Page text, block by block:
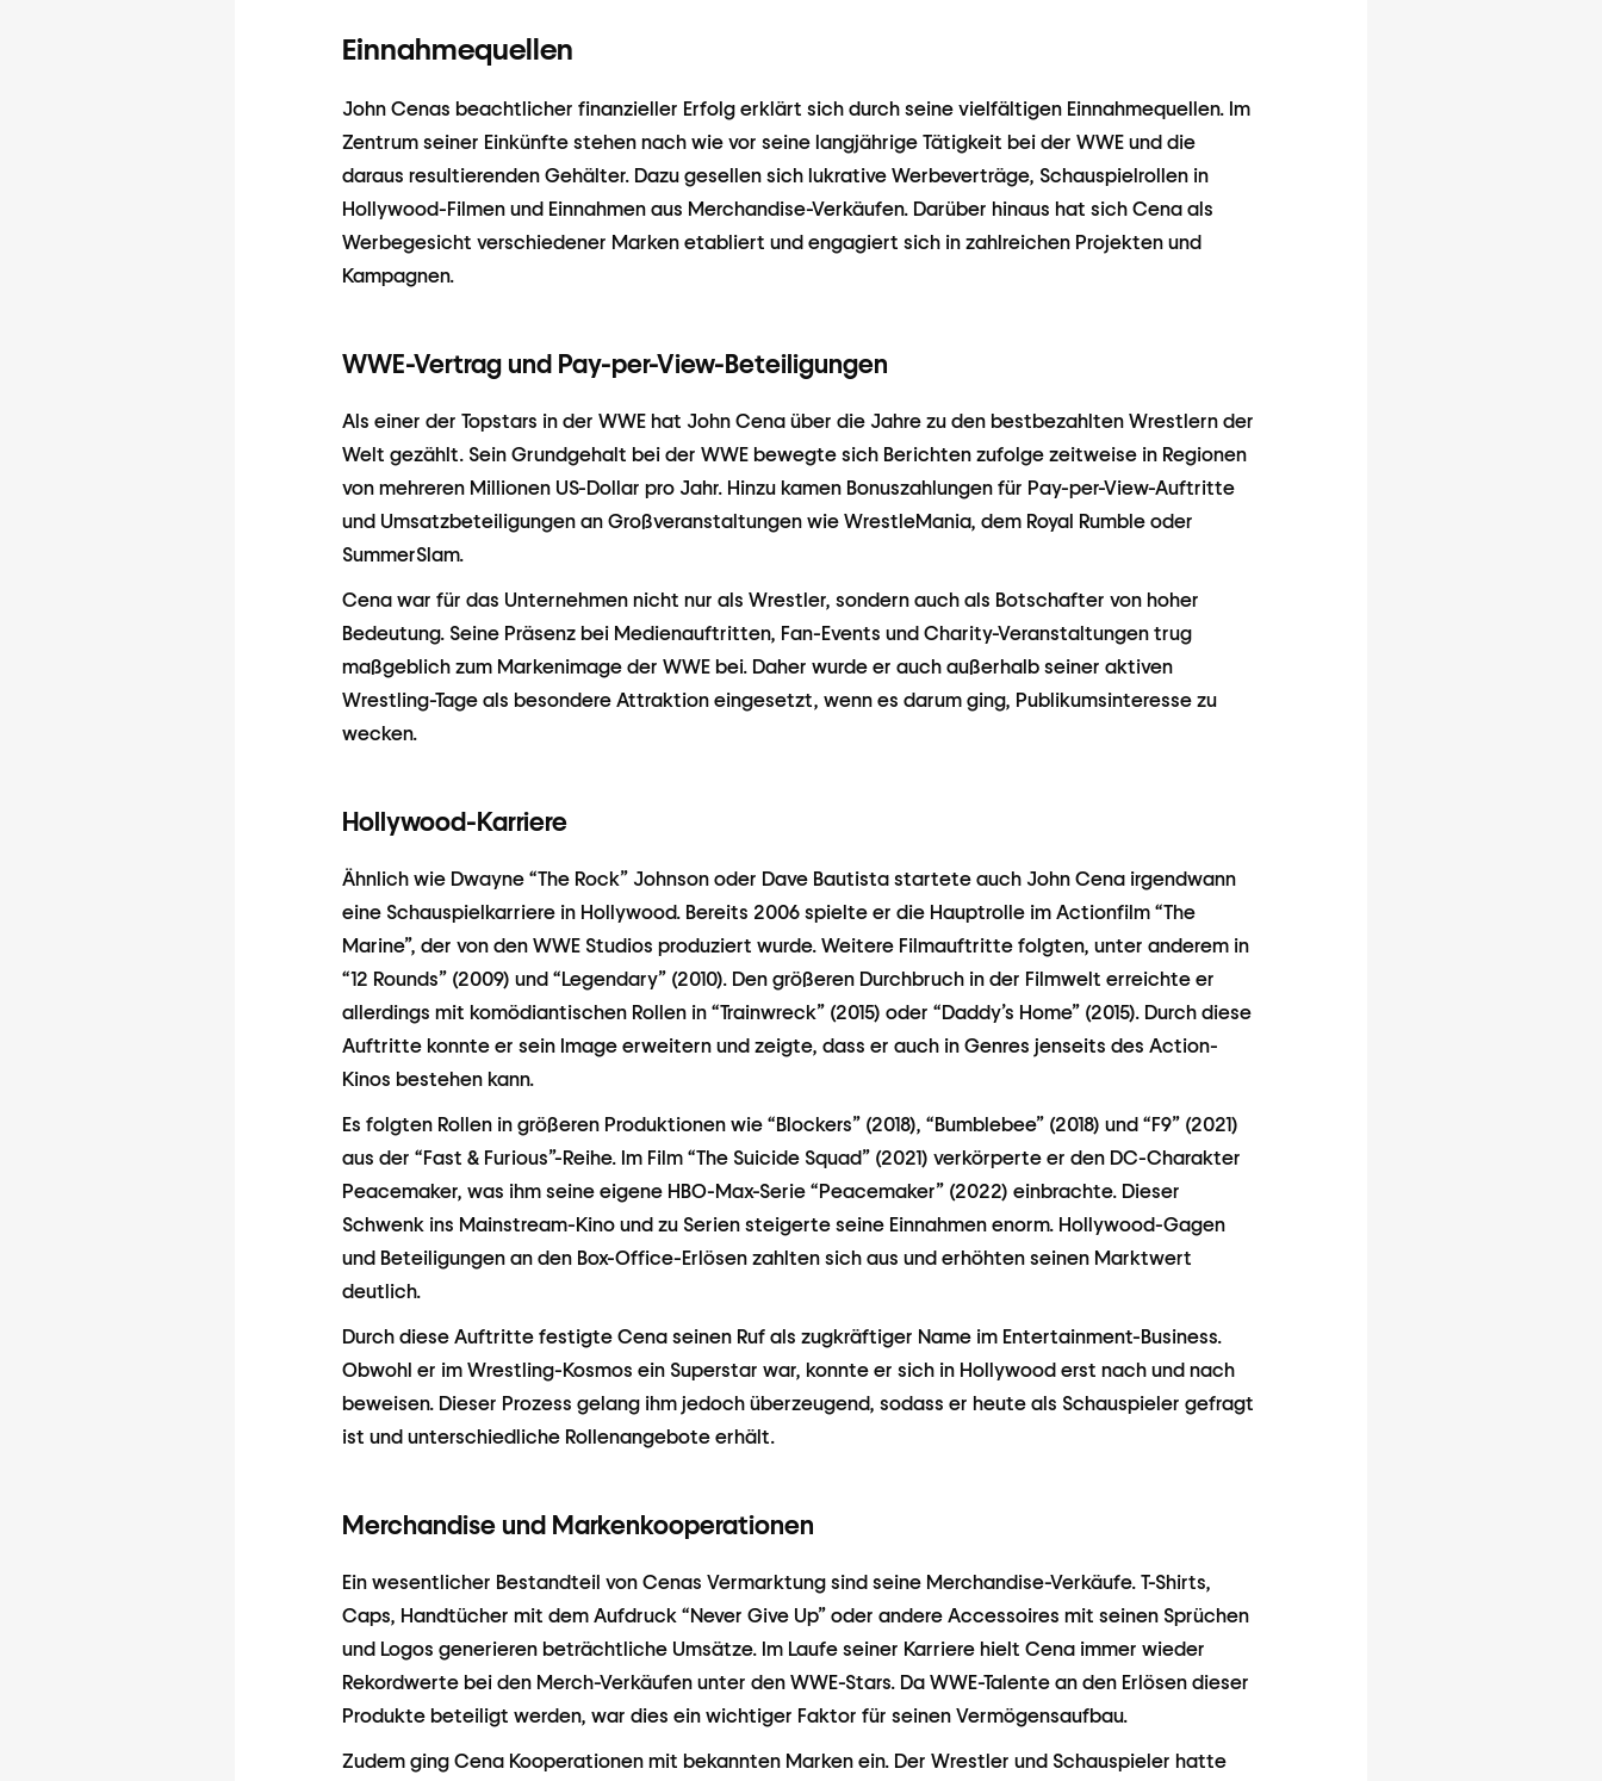
Einnahmequellen
John Cenas beachtlicher finanzieller Erfolg erklärt sich durch seine vielfältigen Einnahmequellen. Im
Zentrum seiner Einkünfte stehen nach wie vor seine langjährige Tätigkeit bei der WWE und die
daraus resultierenden Gehälter. Dazu gesellen sich lukrative Werbeverträge, Schauspielrollen in
Hollywood-Filmen und Einnahmen aus Merchandise-Verkäufen. Darüber hinaus hat sich Cena als
Werbegesicht verschiedener Marken etabliert und engagiert sich in zahlreichen Projekten und
Kampagnen.
WWE-Vertrag und Pay-per-View-Beteiligungen
Als einer der Topstars in der WWE hat John Cena über die Jahre zu den bestbezahlten Wrestlern der
Welt gezählt. Sein Grundgehalt bei der WWE bewegte sich Berichten zufolge zeitweise in Regionen
von mehreren Millionen US-Dollar pro Jahr. Hinzu kamen Bonuszahlungen für Pay-per-View-Auftritte
und Umsatzbeteiligungen an Großveranstaltungen wie WrestleMania, dem Royal Rumble oder
SummerSlam.
Cena war für das Unternehmen nicht nur als Wrestler, sondern auch als Botschafter von hoher
Bedeutung. Seine Präsenz bei Medienauftritten, Fan-Events und Charity-Veranstaltungen trug
maßgeblich zum Markenimage der WWE bei. Daher wurde er auch außerhalb seiner aktiven
Wrestling-Tage als besondere Attraktion eingesetzt, wenn es darum ging, Publikumsinteresse zu
wecken.
Hollywood-Karriere
Ähnlich wie Dwayne “The Rock” Johnson oder Dave Bautista startete auch John Cena irgendwann
eine Schauspielkarriere in Hollywood. Bereits 2006 spielte er die Hauptrolle im Actionfilm “The
Marine”, der von den WWE Studios produziert wurde. Weitere Filmauftritte folgten, unter anderem in
“12 Rounds” (2009) und “Legendary” (2010). Den größeren Durchbruch in der Filmwelt erreichte er
allerdings mit komödiantischen Rollen in “Trainwreck” (2015) oder “Daddy’s Home” (2015). Durch diese
Auftritte konnte er sein Image erweitern und zeigte, dass er auch in Genres jenseits des Action-
Kinos bestehen kann.
Es folgten Rollen in größeren Produktionen wie “Blockers” (2018), “Bumblebee” (2018) und “F9” (2021)
aus der “Fast & Furious”-Reihe. Im Film “The Suicide Squad” (2021) verkörperte er den DC-Charakter
Peacemaker, was ihm seine eigene HBO-Max-Serie “Peacemaker” (2022) einbrachte. Dieser
Schwenk ins Mainstream-Kino und zu Serien steigerte seine Einnahmen enorm. Hollywood-Gagen
und Beteiligungen an den Box-Office-Erlösen zahlten sich aus und erhöhten seinen Marktwert
deutlich.
Durch diese Auftritte festigte Cena seinen Ruf als zugkräftiger Name im Entertainment-Business.
Obwohl er im Wrestling-Kosmos ein Superstar war, konnte er sich in Hollywood erst nach und nach
beweisen. Dieser Prozess gelang ihm jedoch überzeugend, sodass er heute als Schauspieler gefragt
ist und unterschiedliche Rollenangebote erhält.
Merchandise und Markenkooperationen
Ein wesentlicher Bestandteil von Cenas Vermarktung sind seine Merchandise-Verkäufe. T-Shirts,
Caps, Handtücher mit dem Aufdruck “Never Give Up” oder andere Accessoires mit seinen Sprüchen
und Logos generieren beträchtliche Umsätze. Im Laufe seiner Karriere hielt Cena immer wieder
Rekordwerte bei den Merch-Verkäufen unter den WWE-Stars. Da WWE-Talente an den Erlösen dieser
Produkte beteiligt werden, war dies ein wichtiger Faktor für seinen Vermögensaufbau.
Zudem ging Cena Kooperationen mit bekannten Marken ein. Der Wrestler und Schauspieler hatte